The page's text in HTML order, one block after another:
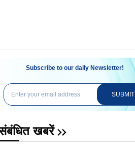
Subscribe to our daily Newsletter!
SUBMIT
खबरें